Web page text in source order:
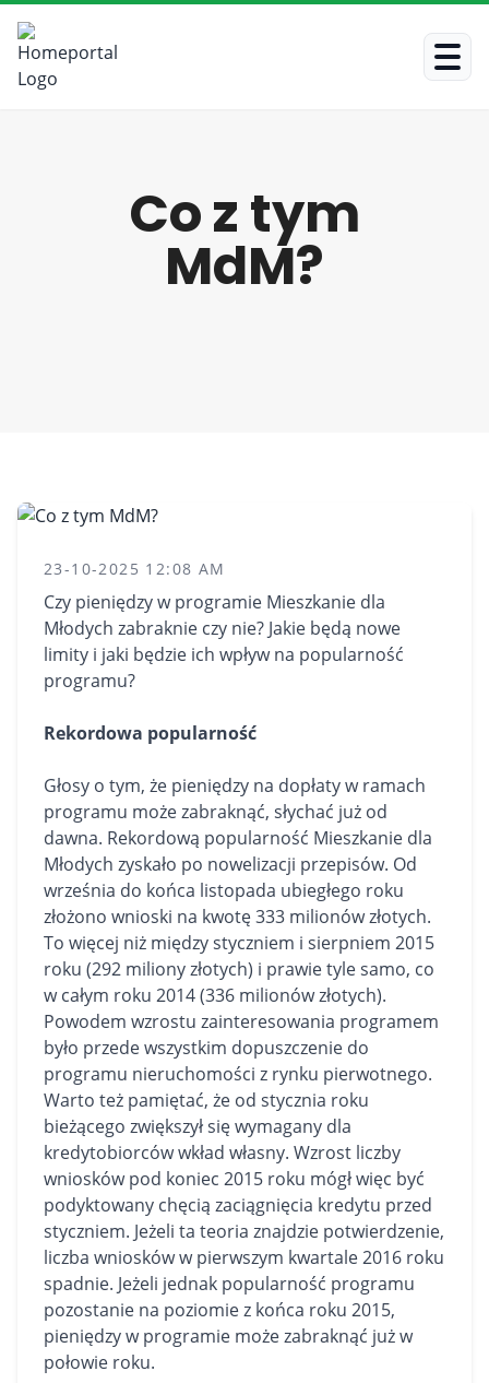
Co z tym
MdM?
23-10-2025 12:08 AM
Czy pieniędzy w programie Mieszkanie dla
Młodych zabraknie czy nie? Jakie będą nowe
limity i jaki będzie ich wpływ na popularność
programu?
Rekordowa popularność
Głosy o tym, że pieniędzy na dopłaty w ramach
programu może zabraknąć, słychać już od
dawna. Rekordową popularność Mieszkanie dla
Młodych zyskało po nowelizacji przepisów. Od
września do końca listopada ubiegłego roku
złożono wnioski na kwotę 333 milionów złotych.
To więcej niż między styczniem i sierpniem 2015
roku (292 miliony złotych) i prawie tyle samo, co
w całym roku 2014 (336 milionów złotych).
Powodem wzrostu zainteresowania programem
było przede wszystkim dopuszczenie do
programu nieruchomości z rynku pierwotnego.
Warto też pamiętać, że od stycznia roku
bieżącego zwiększył się wymagany dla
kredytobiorców wkład własny. Wzrost liczby
wniosków pod koniec 2015 roku mógł więc być
podyktowany chęcią zaciągnięcia kredytu przed
styczniem. Jeżeli ta teoria znajdzie potwierdzenie,
liczba wniosków w pierwszym kwartale 2016 roku
spadnie. Jeżeli jednak popularność programu
pozostanie na poziomie z końca roku 2015,
pieniędzy w programie może zabraknąć już w
połowie roku.